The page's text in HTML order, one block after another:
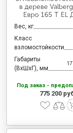
в дереве
Евро 165 T EL
Вес, кг
Класс
взломостойкости
Габариты
(ВхШхГ), мм
Под заказ -
775 200